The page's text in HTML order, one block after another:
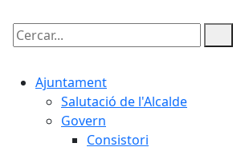
Cercar:
Ajuntament
Salutació de l'Alcalde
Govern
Consistori